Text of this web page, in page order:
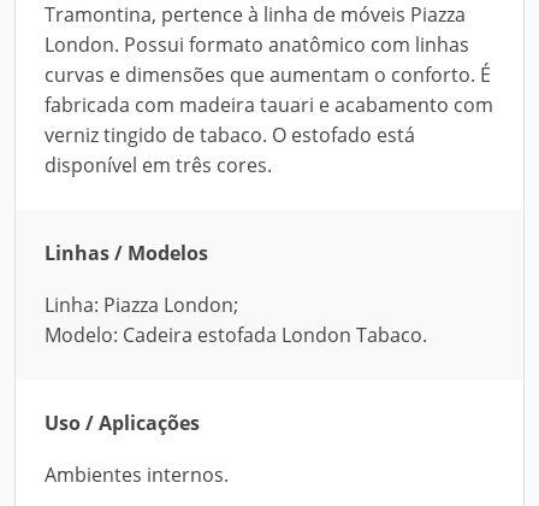
Tramontina, pertence à linha de móveis Piazza
London. Possui formato anatômico com linhas
curvas e dimensões que aumentam o conforto. É
fabricada com madeira tauari e acabamento com
verniz tingido de tabaco. O estofado está
disponível em três cores.
Linhas / Modelos
Linha: Piazza London;
Modelo: Cadeira estofada London Tabaco.
Uso / Aplicações
Ambientes internos.